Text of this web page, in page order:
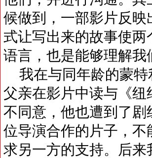
候做到，一部影片反
式让写出来的故事使
语言，也是能够理解
我在与同年龄的蒙特
父亲在影片中读与《
不同意，他也遭到了
位导演合作的片子，
求另一方的支持。后